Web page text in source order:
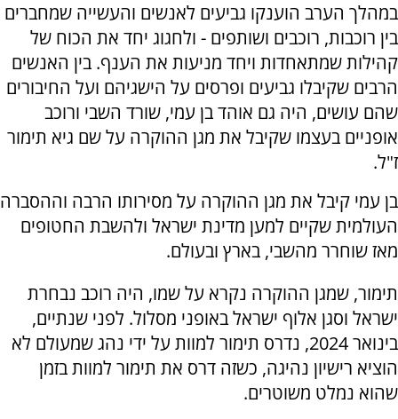
במהלך הערב הוענקו גביעים לאנשים והעשייה שמחברים
בין רוכבות, רוכבים ושותפים - ולחגוג יחד את הכוח של
קהילות שמתאחדות ויחד מניעות את הענף. בין האנשים
הרבים שקיבלו גביעים ופרסים על הישגיהם ועל החיבורים
שהם עושים, היה גם אוהד בן עמי, שורד השבי ורוכב
אופניים בעצמו שקיבל את מגן ההוקרה על שם גיא תימור
ז"ל.
בן עמי קיבל את מגן ההוקרה על מסירותו הרבה וההסברה
העולמית שקיים למען מדינת ישראל ולהשבת החטופים
מאז שוחרר מהשבי, בארץ ובעולם.
תימור, שמגן ההוקרה נקרא על שמו, היה רוכב נבחרת
ישראל וסגן אלוף ישראל באופני מסלול. לפני שנתיים,
בינואר 2024, נדרס תימור למוות על ידי נהג שמעולם לא
הוציא רישיון נהיגה, כשזה דרס את תימור למוות בזמן
שהוא נמלט משוטרים.